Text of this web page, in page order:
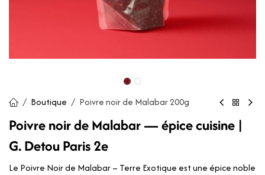
Boutique Poivre noir de Malabar 200g
Poivre noir de Malabar — épice cuisine |
G. Detou Paris 2e
Le Poivre Noir de Malabar – Terre Exotique est une épice noble